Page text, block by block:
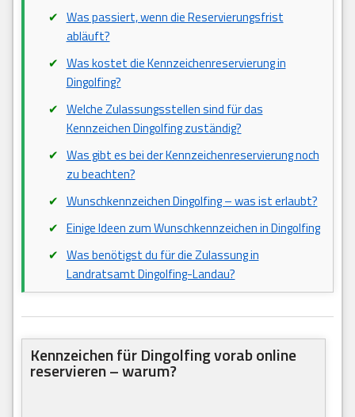
Was passiert, wenn die Reservierungsfrist
abläuft?
Was kostet die Kennzeichenreservierung in
Dingolfing?
Welche Zulassungsstellen sind für das
Kennzeichen Dingolfing zuständig?
Was gibt es bei der Kennzeichenreservierung noch
zu beachten?
Wunschkennzeichen Dingolfing – was ist erlaubt?
Einige Ideen zum Wunschkennzeichen in Dingolfing
Was benötigst du für die Zulassung in
Landratsamt Dingolfing-Landau?
Kennzeichen für Dingolfing vorab online
reservieren – warum?